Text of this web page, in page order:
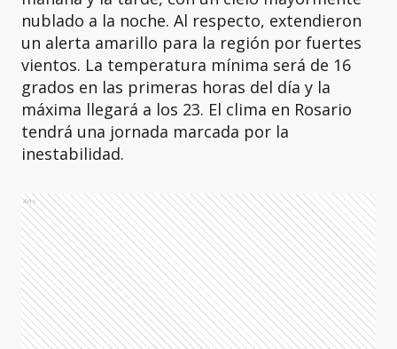
nublado a la noche. Al respecto, extendieron
un alerta amarillo para la región por fuertes
vientos. La temperatura mínima será de 16
grados en las primeras horas del día y la
máxima llegará a los 23. El clima en Rosario
tendrá una jornada marcada por la
inestabilidad.
Ads